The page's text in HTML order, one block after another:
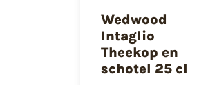
Wedwood
Intaglio
Theekop en
schotel 25 cl